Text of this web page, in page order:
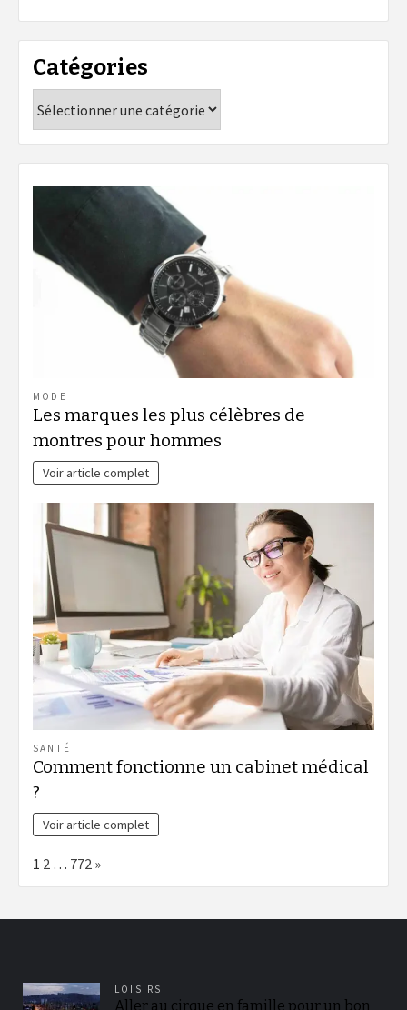
Catégories
MODE
Les marques les plus célèbres de
montres pour hommes
Voir article complet
SANTÉ
Comment fonctionne un cabinet médical
?
Voir article complet
Page:
1 2 … 772 Next
»
LOISIRS
Aller au cirque en famille pour un bon